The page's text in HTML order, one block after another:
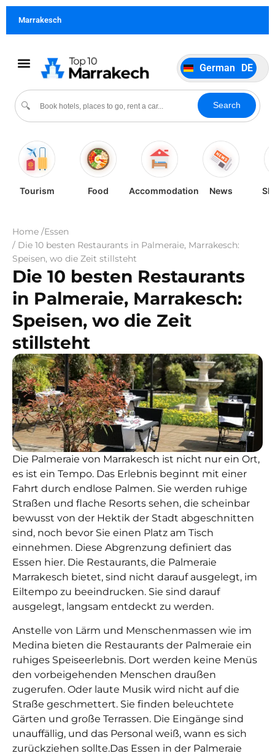
Marrakesch
🔍 Search
German DE
Italiano IT
Português PT
Español
ES
Tourism Food Accommodation News
Home /Essen
/ Die 10 besten Restaurants in Palmeraie, Marrakesch:
Speisen, wo die Zeit stillsteht
Die 10 besten Restaurants
in Palmeraie, Marrakesch:
Speisen, wo die Zeit
stillsteht
Die Palmeraie von Marrakesch ist nicht nur ein Ort,
es ist ein Tempo. Das Erlebnis beginnt mit einer
Fahrt durch endlose Palmen. Sie werden ruhige
Straßen und flache Resorts sehen, die scheinbar
bewusst von der Hektik der Stadt abgeschnitten
sind, noch bevor Sie einen Platz am Tisch
einnehmen. Diese Abgrenzung definiert das
Essen hier. Die Restaurants, die Palmeraie
Marrakesch bietet, sind nicht darauf ausgelegt, im
Eiltempo zu beeindrucken. Sie sind darauf
ausgelegt, langsam entdeckt zu werden.
Anstelle von Lärm und Menschenmassen wie im
Medina bieten die Restaurants der Palmeraie ein
ruhiges Speiseerlebnis. Dort werden keine Menüs
den vorbeigehenden Menschen draußen
zugerufen. Oder laute Musik wird nicht auf die
Straße geschmettert. Sie finden beleuchtete
Gärten und große Terrassen. Die Eingänge sind
unauffällig, und das Personal weiß, wann es sich
zurückziehen sollte.Das Essen in der Palmeraie